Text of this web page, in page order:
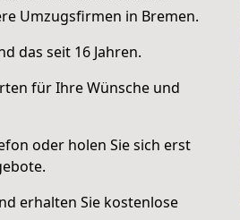
Umzugsfirmen in Bremen.
das seit 16 Jahren.
für Ihre Wünsche und
oder holen Sie sich erst
erhalten Sie kostenlose